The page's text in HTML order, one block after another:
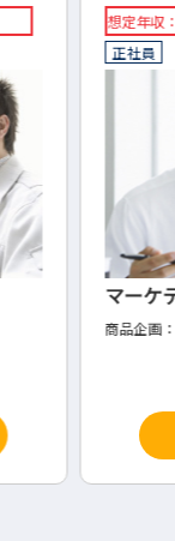
◇時
◇派
【
み